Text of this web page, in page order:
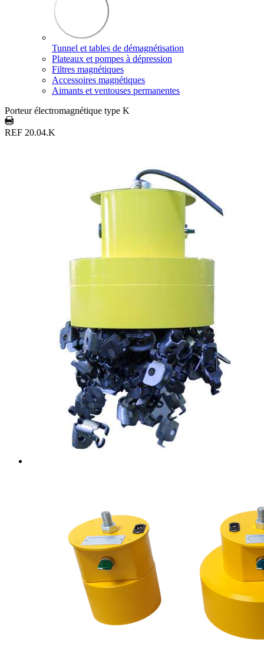
Tunnel et tables de démagnétisation
Plateaux et pompes à dépression
Filtres magnétiques
Accessoires magnétiques
Aimants et ventouses permanentes
Porteur électromagnétique type K
REF 20.04.K